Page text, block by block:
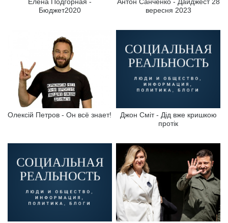
Елена Подгорная -
Бюджет2020
Антон Санченко - Дайджест 28
вересня 2023
Олексій Петров - Он всё знает!
Джон Сміт - Дід вже кришкою
протік